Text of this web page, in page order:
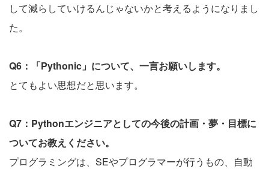
して減らしていけるんじゃないかと考えるようになりまし
た。
Q6：「Pythonic」について、一言お願いします。
とてもよい思想だと思います。
Q7：Pythonエンジニアとしての今後の計画・夢・目標に
ついてお教えください。
プログラミングは、SEやプログラマーが行うもの、自動